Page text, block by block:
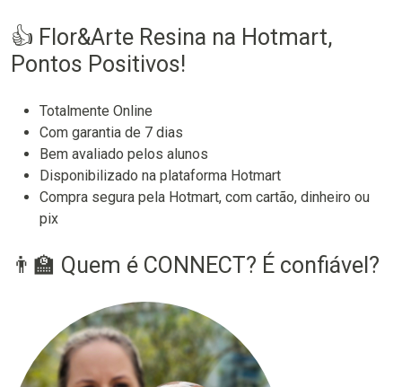
👍 Flor&Arte Resina na Hotmart,
Pontos Positivos!
Totalmente Online
Com garantia de 7 dias
Bem avaliado pelos alunos
Disponibilizado na plataforma Hotmart
Compra segura pela Hotmart, com cartão, dinheiro ou
pix
👨‍🏫 Quem é CONNECT? É confiável?